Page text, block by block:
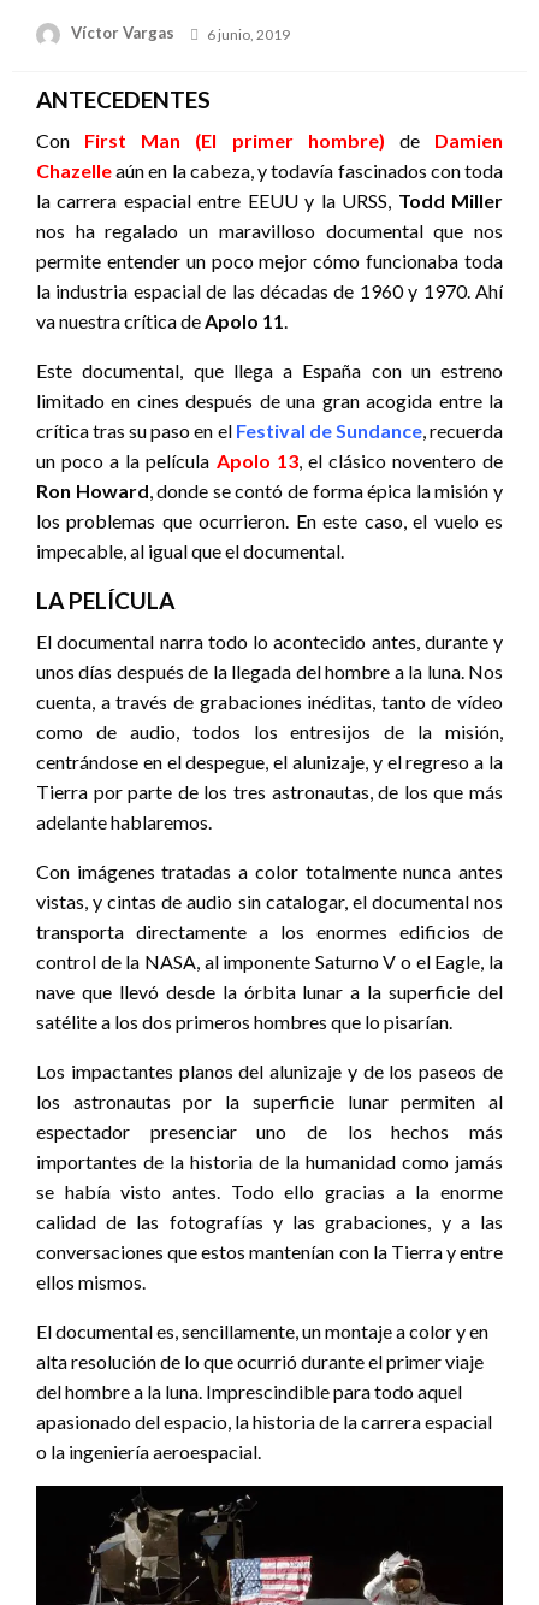
Víctor Vargas
Publicado
6 junio, 2019
ANTECEDENTES
Con First Man (El primer hombre) de Damien
Chazelleaún en la cabeza, y todavía fascinados con toda
la carrera espacial entre EEUU y la URSS, Todd Miller
nos ha regalado un maravilloso documental que nos
permite entender un poco mejor cómo funcionaba toda
la industria espacial de las décadas de 1960 y 1970. Ahí
va nuestra crítica deApolo 11.
Este documental, que llega a España con un estreno
limitado en cines después de una gran acogida entre la
crítica tras su paso en el Festival de Sundance, recuerda
un poco a la película Apolo 13, el clásico noventero de
Ron Howard, donde se contó de forma épica la misión y
los problemas que ocurrieron. En este caso, el vuelo es
impecable, al igual que el documental.
LA PELÍCULA
El documental narra todo lo acontecido antes, durante y
unos días después de la llegada del hombre a la luna. Nos
cuenta, a través de grabaciones inéditas, tanto de vídeo
como de audio, todos los entresijos de la misión,
centrándose en el despegue, el alunizaje, y el regreso a la
Tierra por parte de los tres astronautas, de los que más
adelante hablaremos.
Con imágenes tratadas a color totalmente nunca antes
vistas, y cintas de audio sin catalogar, el documental nos
transporta directamente a los enormes edificios de
control de la NASA, al imponente Saturno V o el Eagle, la
nave que llevó desde la órbita lunar a la superficie del
satélite a los dos primeros hombres que lo pisarían.
Los impactantes planos del alunizaje y de los paseos de
los astronautas por la superficie lunar permiten al
espectador presenciar uno de los hechos más
importantes de la historia de la humanidad como jamás
se había visto antes. Todo ello gracias a la enorme
calidad de las fotografías y las grabaciones, y a las
conversaciones que estos mantenían con la Tierra y entre
ellos mismos.
El documental es, sencillamente, un montaje a color y en
alta resolución de lo que ocurrió durante el primer viaje
del hombre a la luna. Imprescindible para todo aquel
apasionado del espacio, la historia de la carrera espacial
o la ingeniería aeroespacial.